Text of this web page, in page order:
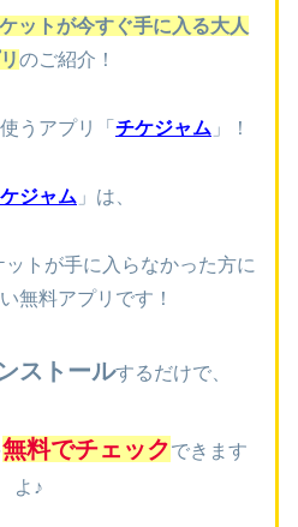
ットが今すぐ手に入る大人
のご紹介！
うアプリ 「 チケジャム 」 ！
ジャム 」は、
トが手に入らなかった方に
無料アプリです！
ストールするだけで、
無料でチェックできます
よ♪